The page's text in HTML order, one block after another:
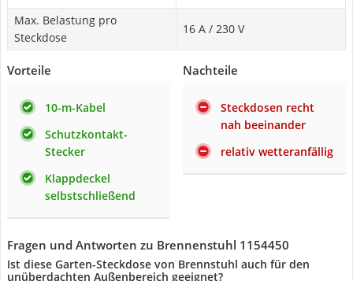
Max. Belastung pro
Steckdose
16 A / 230 V
Vorteile
10-m-Kabel
Schutzkontakt-
Stecker
Klappdeckel
selbstschließend
Nachteile
Steckdosen recht
nah beeinander
relativ wetteranfällig
Fragen und Antworten zu Brennenstuhl 1154450
Ist diese Garten-Steckdose von Brennstuhl auch für den
unüberdachten Außenbereich geeignet?